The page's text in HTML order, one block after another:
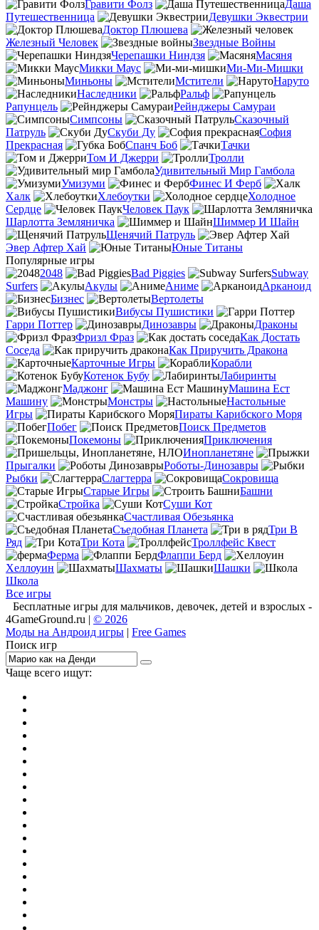
Гравити Фолз
Даша
Путешественница
Девушки Эквестрии
Доктор Плюшева
Железный Человек
Звездные Войны
Черепашки Ниндзя
Масяня
Микки Маус
Ми-Ми-Мишки
Миньоны
Мстители
Наруто
Наследники
Ральф
Рапунцель
Рейнджеры Самураи
Симпсоны
Сказочный
Патруль
Скуби Ду
София
Прекрасная
Спанч Боб
Тачки
Том И Джерри
Тролли
Удивительный Мир Гамбола
Умизуми
Финес И Ферб
Халк
Хлебоутки
Холодное
Сердце
Человек Паук
Шарлотта Земляничка
Шиммер И Шайн
Щенячий Патруль
Эвер Афтер Хай
Юные Титаны
Популярные игры
2048
Bad Piggies
Subway
Surfers
Акулы Аниме
Арканоид
Бизнес
Вертолеты
Вибусы Пушистики
Гарри Поттер
Динозавры
Драконы
Фризл Фраз
Как Достать
Соседа
Как Приручить Дракона
Карточные Игры
Корабли
Котенок Бубу
Лабиринты
Маджонг
Машина Ест
Машину
Монстры
Настольные
Игры
Пираты Карибского Моря
Побег
Поиск Предметов
Покемоны
Приключения
Инопланетяне
Прыгалки
Роботы-Динозавры
Рыбки
Слагтерра
Сокровища
Старые Игры
Башни
Стройка
Суши Кот
Счастливая Обезьянка
Съедобная Планета
Три В
Ряд
Три Кота
Троллфейс Квест
Ферма
Флаппи Берд
Хеллоуин
Шахматы
Шашки
Школа
Все игры
Бесплатные игры для мальчиков, девочек, детей и взрослых -
4GameGround.ru | © 2026
Моды на Андроид игры | Free Games
Поиск игр
Чаще всего ищут: